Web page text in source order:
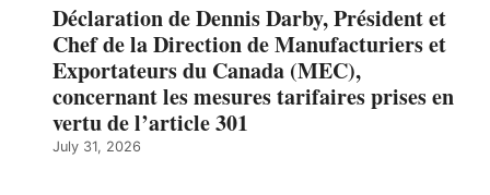
Déclaration de Dennis Darby, Président et
Chef de la Direction de Manufacturiers et
Exportateurs du Canada (MEC),
concernant les mesures tarifaires prises en
vertu de l’article 301
July 31, 2026